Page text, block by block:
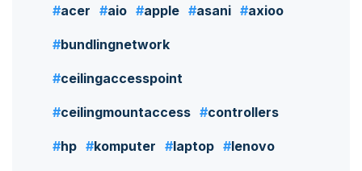
acer aio apple asani axioo
bundlingnetwork
ceilingaccesspoint
ceilingmountaccess controllers
hp komputer laptop lenovo